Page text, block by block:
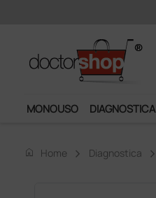
MONOUSO DIAGNOSTICA
home Home Diagnostica